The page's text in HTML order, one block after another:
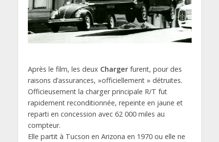
Après le film, les deux Chargerfurent, pour des
raisons d’assurances, »officiellement » détruites.
Officieusement la charger principale R/T fut
rapidement reconditionnée, repeinte en jaune et
reparti en concession avec 62 000 miles au
compteur.
Elle partit à Tucson en Arizona en 1970 ou elle ne